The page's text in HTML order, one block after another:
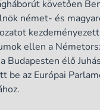
követően
német- és
ellen a
Budapesten élő
be az Európai